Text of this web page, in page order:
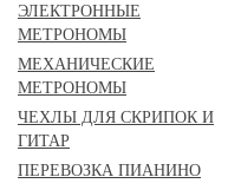
ЭЛЕКТРОННЫЕ
МЕТРОНОМЫ
МЕХАНИЧЕСКИЕ
МЕТРОНОМЫ
ЧЕХЛЫ ДЛЯ СКРИПОК И
ГИТАР
ПЕРЕВОЗКА ПИАНИНО